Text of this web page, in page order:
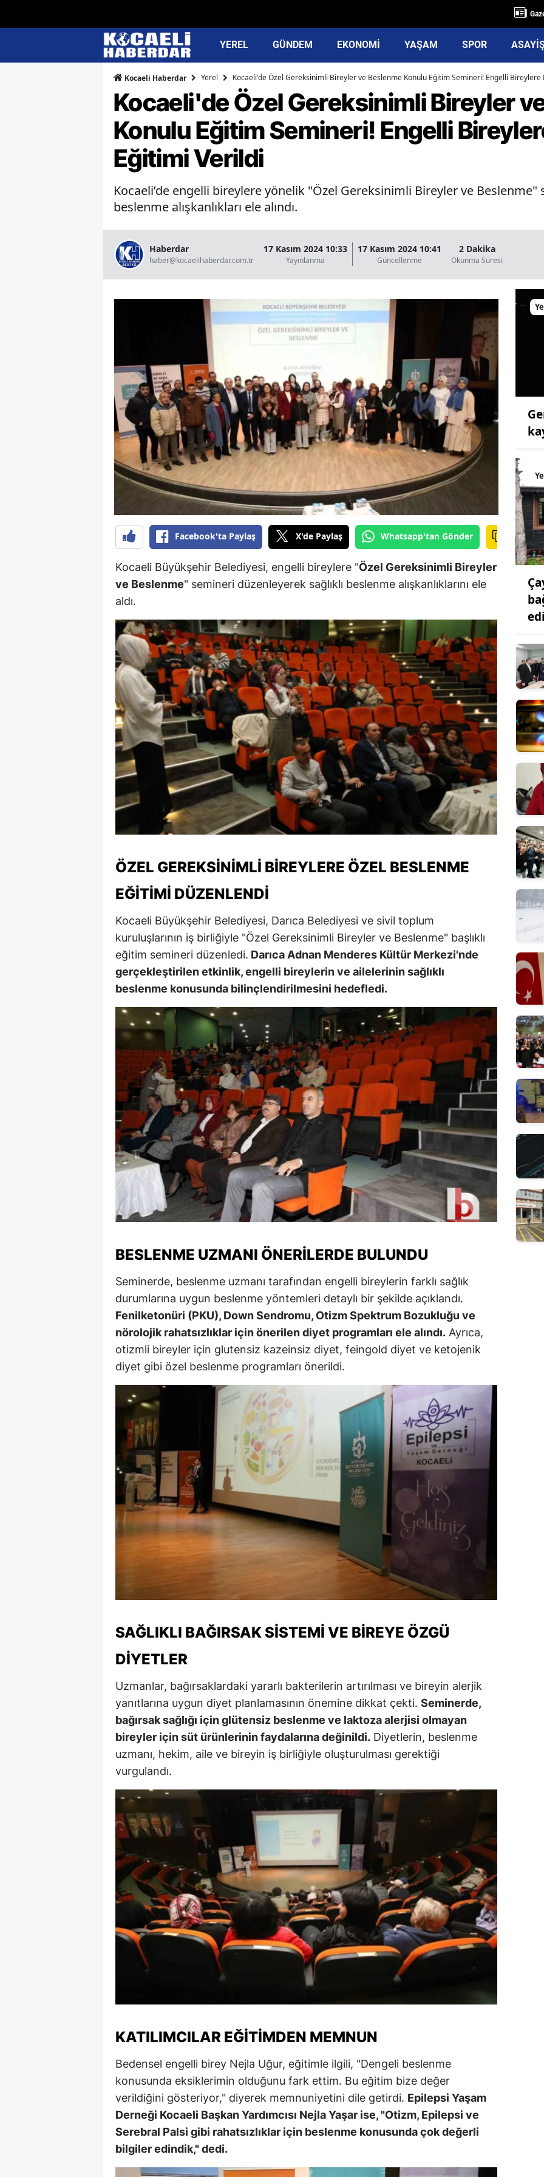
YEREL GÜNDEM EKONOMİ YAŞAM SPOR
Kocaeli Haberdar Yerel Kocaeli'de Özel Gereksinimli Bireyler ve Beslenme Konulu Eğitim Semineri! Engelli
Kocaeli'de Özel Gereksinimli Bireyler
Konulu Eğitim Semineri! Engelli
Eğitimi Verildi
Kocaeli’de engelli bireylere yönelik "Özel Gereksinimli Bireyler ve Beslenme"
beslenme alışkanlıkları ele alındı.
Haberdar
haber@kocaelihaberdar.com.tr
17 Kasım 2024 10:33
Yayınlanma
17 Kasım 2024 10:41
Güncellenme
2 Dakika
Okunma Süresi
Facebook'ta Paylaş X'de Paylaş Whatsapp'tan Gönder
Kocaeli Büyükşehir Belediyesi, engelli bireylere "Özel Gereksinimli Bireyler
ve Beslenme" semineri düzenleyerek sağlıklı beslenme alışkanlıklarını ele
aldı.
ÖZEL GEREKSINIMLI BIREYLERE ÖZEL BESLENME
EĞITIMI DÜZENLENDI
Kocaeli Büyükşehir Belediyesi, Darıca Belediyesi ve sivil toplum
kuruluşlarının iş birliğiyle "Özel Gereksinimli Bireyler ve Beslenme" başlıklı
eğitim semineri düzenledi. Darıca Adnan Menderes Kültür Merkezi'nde
gerçekleştirilen etkinlik, engelli bireylerin ve ailelerinin sağlıklı
beslenme konusunda bilinçlendirilmesini hedefledi.
BESLENME UZMANI ÖNERILERDE BULUNDU
Seminerde, beslenme uzmanı tarafından engelli bireylerin farklı sağlık
durumlarına uygun beslenme yöntemleri detaylı bir şekilde açıklandı.
Fenilketonüri (PKU), Down Sendromu, Otizm Spektrum Bozukluğu ve
nörolojik rahatsızlıklar için önerilen diyet programları ele alındı. Ayrıca,
otizmli bireyler için glutensiz kazeinsiz diyet, feingold diyet ve ketojenik
diyet gibi özel beslenme programları önerildi.
SAĞLIKLI BAĞIRSAK SISTEMI VE BIREYE ÖZGÜ
DIYETLER
Uzmanlar, bağırsaklardaki yararlı bakterilerin artırılması ve bireyin alerjik
yanıtlarına uygun diyet planlamasının önemine dikkat çekti. Seminerde,
bağırsak sağlığı için glütensiz beslenme ve laktoza alerjisi olmayan
bireyler için süt ürünlerinin faydalarına değinildi. Diyetlerin, beslenme
uzmanı, hekim, aile ve bireyin iş birliğiyle oluşturulması gerektiği
vurgulandı.
KATILIMCILAR EĞITIMDEN MEMNUN
Bedensel engelli birey Nejla Uğur, eğitimle ilgili, "Dengeli beslenme
konusunda eksiklerimin olduğunu fark ettim. Bu eğitim bize değer
verildiğini gösteriyor," diyerek memnuniyetini dile getirdi. Epilepsi Yaşam
Derneği Kocaeli Başkan Yardımcısı Nejla Yaşar ise, "Otizm, Epilepsi ve
Serebral Palsi gibi rahatsızlıklar için beslenme konusunda çok değerli
bilgiler edindik," dedi.